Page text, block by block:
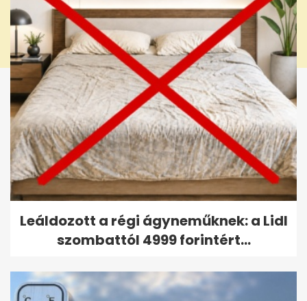
Leáldozott a régi ágyneműknek: a Lidl
szombattól 4999 forintért...